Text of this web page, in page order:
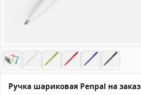
Ручка шариковая Penpal на заказ